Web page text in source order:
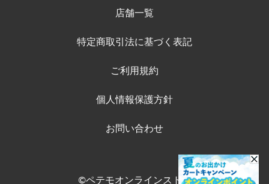
店舗一覧
特定商取引法に基づく表記
ご利用規約
個人情報保護方針
お問い合わせ
©ペテモオンラインストア